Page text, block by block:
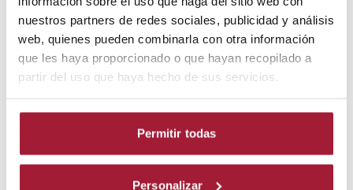
nuestros partners de redes sociales, publicidad y análisis
web, quienes pueden combinarla con otra información
que les haya proporcionado o que hayan recopilado a
partir del uso que haya hecho de sus servicios.
Permitir todas
Personalizar
Atrofia cerebral: qué es, causas,